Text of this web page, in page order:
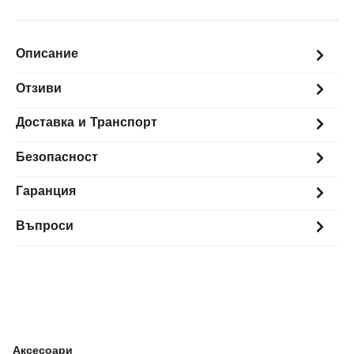
Описание
Отзиви
Доставка и Транспорт
Безопасност
Гаранция
Въпроси
Аксесоари